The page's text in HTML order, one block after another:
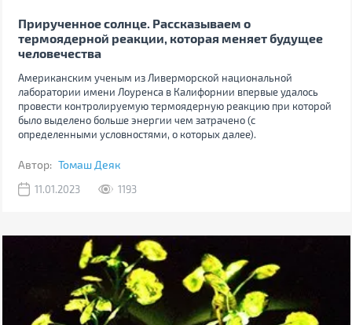
Прирученное солнце. Рассказываем о
термоядерной реакции, которая меняет будущее
человечества
Американским ученым из Ливерморской национальной
лаборатории имени Лоуренса в Калифорнии впервые удалось
провести контролируемую термоядерную реакцию при которой
было выделено больше энергии чем затрачено (с
определенными условностями, о которых далее).
Автор: Томаш Деяк
11.01.2023 1193